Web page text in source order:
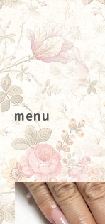
menu